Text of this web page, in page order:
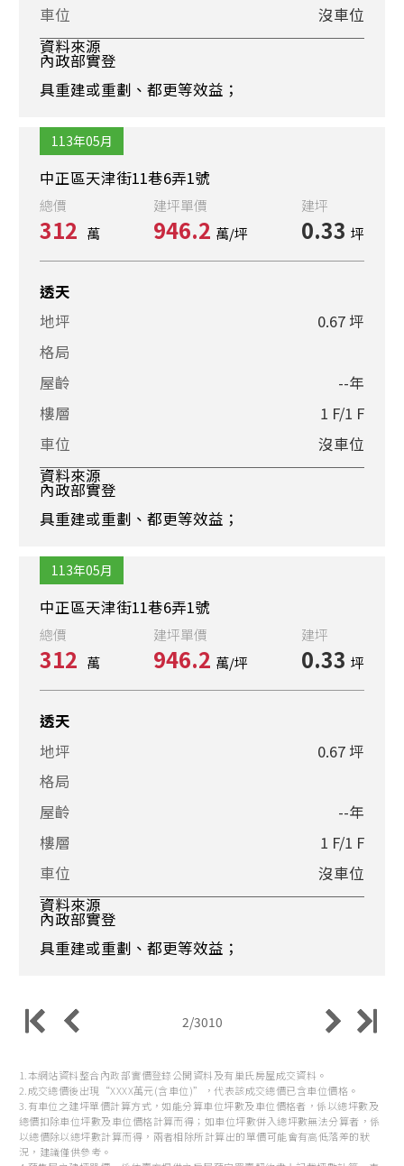
車位
沒車位
資料來源
內政部實登
具重建或重劃、都更等效益；
113年05月
中正區天津街11巷6弄1號
總價
312 萬
建坪單價
946.2 萬/坪
建坪
0.33 坪
透天
地坪
0.67 坪
格局
屋齡
--年
樓層
1 F/1 F
車位
沒車位
資料來源
內政部實登
具重建或重劃、都更等效益；
113年05月
中正區天津街11巷6弄1號
總價
312 萬
建坪單價
946.2 萬/坪
建坪
0.33 坪
透天
地坪
0.67 坪
格局
屋齡
--年
樓層
1 F/1 F
車位
沒車位
資料來源
內政部實登
具重建或重劃、都更等效益；
2/3010
1.本網站資料整合內政部實價登錄公開資料及有巢氏房屋成交資料。
2.成交總價後出現“XXXX萬元(含車位)”，代表該成交總價已含車位價格。
3.有車位之建坪單價計算方式，如能分算車位坪數及車位價格者，係以總坪數及
總價扣除車位坪數及車位價格計算而得；如車位坪數併入總坪數無法分算者，係
以總價除以總坪數計算而得，兩者相除所計算出的單價可能會有高低落差的狀
況，建議僅供參考。